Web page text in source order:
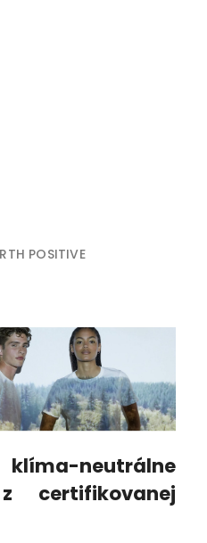
POSITIVE
neutrálne
certifikovanej